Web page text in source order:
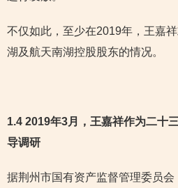
不仅如此，至少在2019年，王嘉
湖及航天南湖控股股东的情况。
1.4 2019年3月，王嘉祥作为二十
导调研
据荆州市国有资产监督管理委员会